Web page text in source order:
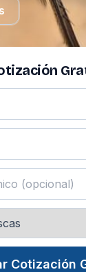
Cotización